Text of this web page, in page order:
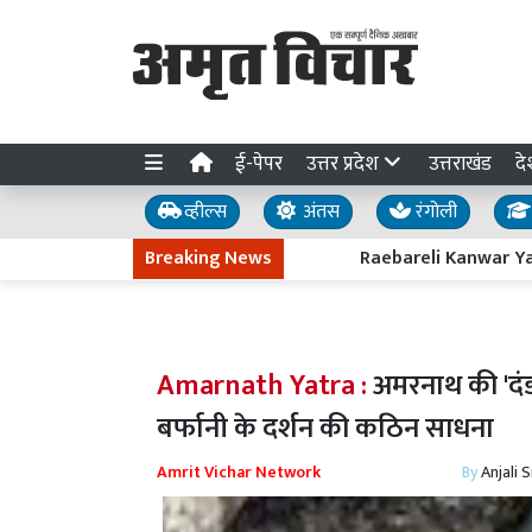
ई-पेपर उत्तर प्रदेश उत्तराखंड
व्हील्स अंतस रंगोली
Breaking News
Raebareli Kanwar Yatra :
Amarnath Yatra :अमरनाथ की
बर्फानी के दर्शन की कठिन साधना
Amrit Vichar Network ByAnjali